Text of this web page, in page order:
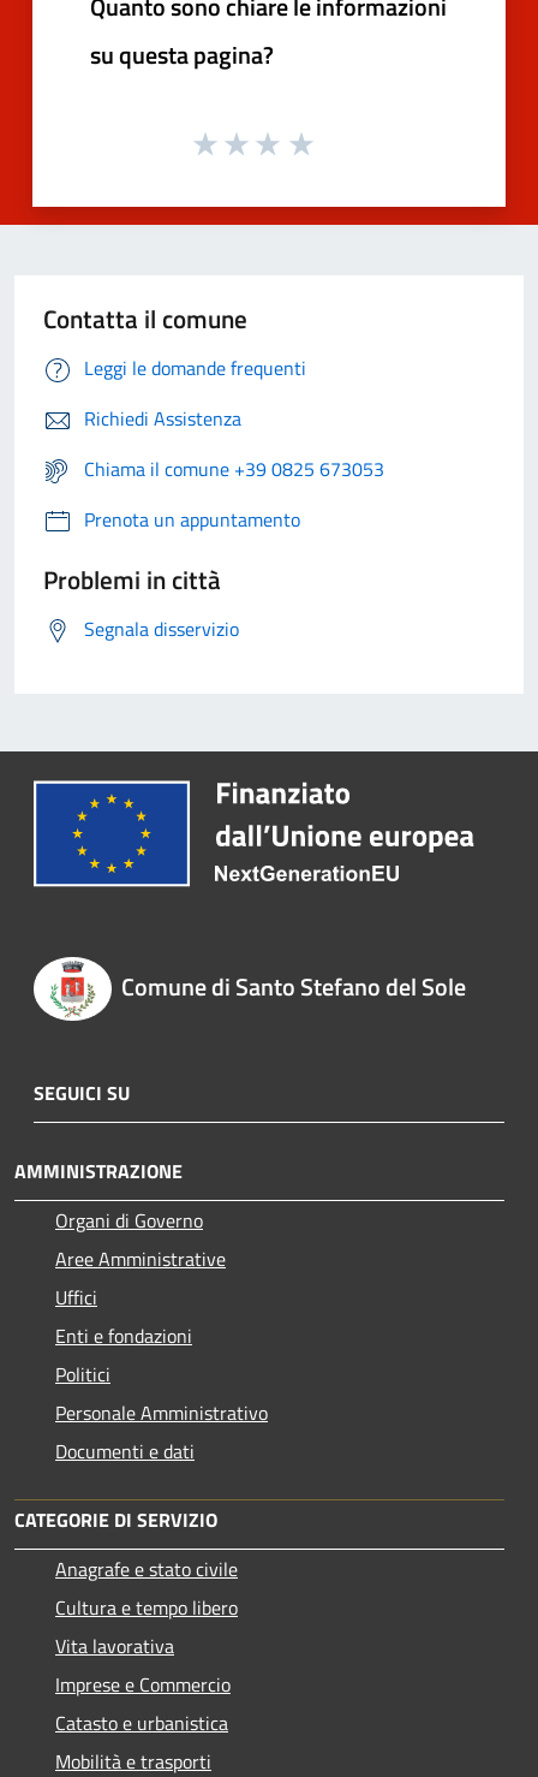
su questa pagina?
Contatta il comune
Leggi le domande frequenti
Richiedi Assistenza
Chiama il comune +39 0825 673053
Prenota un appuntamento
Problemi in città
Segnala disservizio
Comune di Santo Stefano del Sole
SEGUICI SU
AMMINISTRAZIONE
Organi di Governo
Aree Amministrative
Uffici
Enti e fondazioni
Politici
Personale Amministrativo
Documenti e dati
CATEGORIE DI SERVIZIO
Anagrafe e stato civile
Cultura e tempo libero
Vita lavorativa
Imprese e Commercio
Catasto e urbanistica
Mobilità e trasporti